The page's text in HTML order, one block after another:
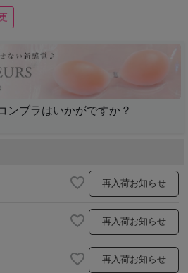
ンブラはいかがですか？
再入荷お知らせ
再入荷お知らせ
再入荷お知らせ